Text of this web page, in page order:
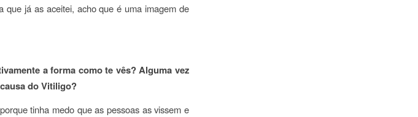
que já as aceitei, acho que é uma imagem de
a forma como te vês? Alguma vez
do Vitiligo?
tinha medo que as pessoas as vissem e